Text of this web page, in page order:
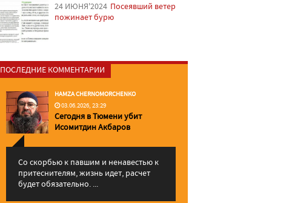
24 ИЮНЯ'2024 Посеявший ветер
пожинает бурю
ПОСЛЕДНИЕ КОММЕНТАРИИ
HAMZA CHERNOMORCHENKO
03.06.2026, 23:29
Сегодня в Тюмени убит
Исомитдин Акбаров
Со скорбью к павшим и ненавестью к
притеснителям, жизнь идет, расчет
будет обязательно. ...